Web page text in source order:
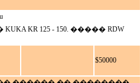
125 - 150. ����� RDW
$50000